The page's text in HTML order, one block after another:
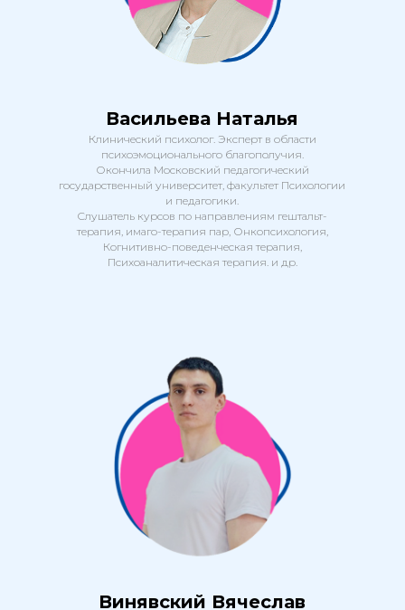
Васильева Наталья
Клинический психолог. Эксперт в области
психоэмоционального благополучия.
Окончила Московский педагогический
государственный университет, факультет Психологии
и педагогики.
Слушатель курсов по направлениям гештальт-
терапия, имаго-терапия пар, Онкопсихология,
Когнитивно-поведенческая терапия,
Психоаналитическая терапия. и др.
Винявский Вячеслав